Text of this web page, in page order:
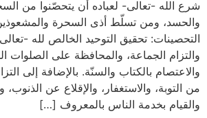
شرع الله -تعالى- لعباده أن يتحصّنوا من
والحسد، ومن تسلّط أذى السحرة
التحصينات: تحقيق التوحيد الخالص لله -
والتزام الجماعة، والمحافظة على
والاعتصام بالكتاب والسنّة. بالإضافة إلى
من التوبة، والاستغفار، والإقلاع عن
والقيام بخدمة الناس بالمعروف […]